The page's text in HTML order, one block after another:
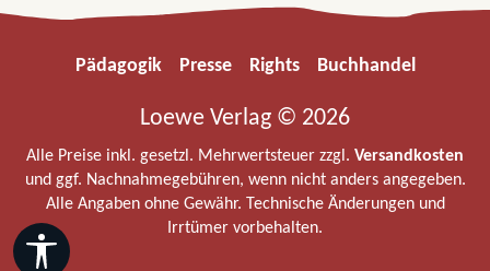
Pädagogik Presse Rights Buchhandel
Loewe Verlag © 2026
Alle Preise inkl. gesetzl. Mehrwertsteuer zzgl. Versandkosten
und ggf. Nachnahmegebühren, wenn nicht anders angegeben.
Alle Angaben ohne Gewähr. Technische Änderungen und
Irrtümer vorbehalten.
Werkzeugleiste anzeigen